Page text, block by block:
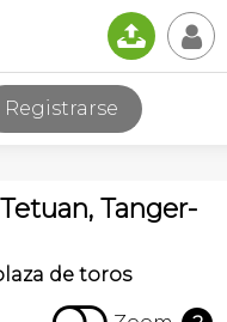
📤 👤
Registrarse
Tanger-
de toros